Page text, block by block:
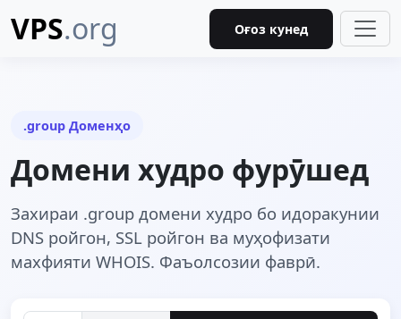
VPS.org Оғоз кунед
.group Доменҳо
Домени худро фурӯшед
Захираи .group домени худро бо идоракунии
DNS ройгон, SSL ройгон ва муҳофизати
махфияти WHOIS. Фаъолсозии фаврӣ.